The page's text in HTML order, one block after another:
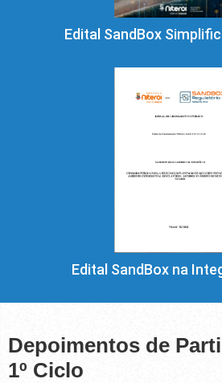
Edital SandBox
Edital SandBox na
Depoimentos de
1º Ciclo